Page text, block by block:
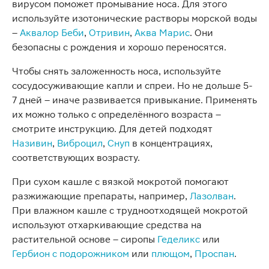
вирусом поможет промывание носа. Для этого
используйте изотонические растворы морской воды
– Аквалор Беби, Отривин, Аква Марис. Они
безопасны с рождения и хорошо переносятся.
Чтобы снять заложенность носа, используйте
сосудосуживающие капли и спреи. Но не дольше 5-
7 дней – иначе развивается привыкание. Применять
их можно только с определённого возраста –
смотрите инструкцию. Для детей подходят
Називин, Виброцил, Снуп в концентрациях,
соответствующих возрасту.
При сухом кашле с вязкой мокротой помогают
разжижающие препараты, например, Лазолван.
При влажном кашле с трудноотходящей мокротой
используют отхаркивающие средства на
растительной основе – сиропы Геделикс или
Гербион с подорожником или плющом, Проспан.